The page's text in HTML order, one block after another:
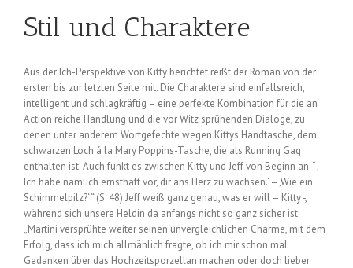
Stil und Charaktere
Aus der Ich-Perspektive von Kitty berichtet reißt der Roman von der
ersten bis zur letzten Seite mit. Die Charaktere sind einfallsreich,
intelligent und schlagkräftig – eine perfekte Kombination für die an
Action reiche Handlung und die vor Witz sprühenden Dialoge, zu
denen unter anderem Wortgefechte wegen Kittys Handtasche, dem
schwarzen Loch á la Mary Poppins-Tasche, die als Running Gag
enthalten ist. Auch funkt es zwischen Kitty und Jeff von Beginn an: “ ‚
Ich habe nämlich ernsthaft vor, dir ans Herz zu wachsen.‘ – ‚Wie ein
Schimmelpilz?‘ “ (S. 48) Jeff weiß ganz genau, was er will – Kitty -,
während sich unsere Heldin da anfangs nicht so ganz sicher ist:
„Martini versprühte weiter seinen unvergleichlichen Charme, mit dem
Erfolg, dass ich mich allmählich fragte, ob ich mir schon mal
Gedanken über das Hochzeitsporzellan machen oder doch lieber